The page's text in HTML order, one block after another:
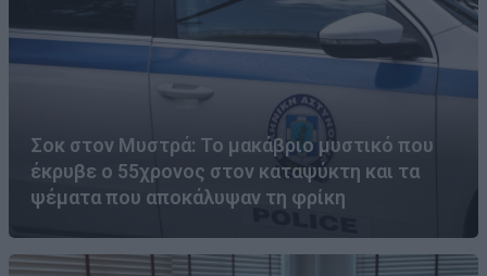
Σοκ στον Μυστρά: Το μακάβριο μυστικό που
έκρυβε ο 55χρονος στον καταψύκτη και τα
ψέματα που αποκάλυψαν τη φρίκη